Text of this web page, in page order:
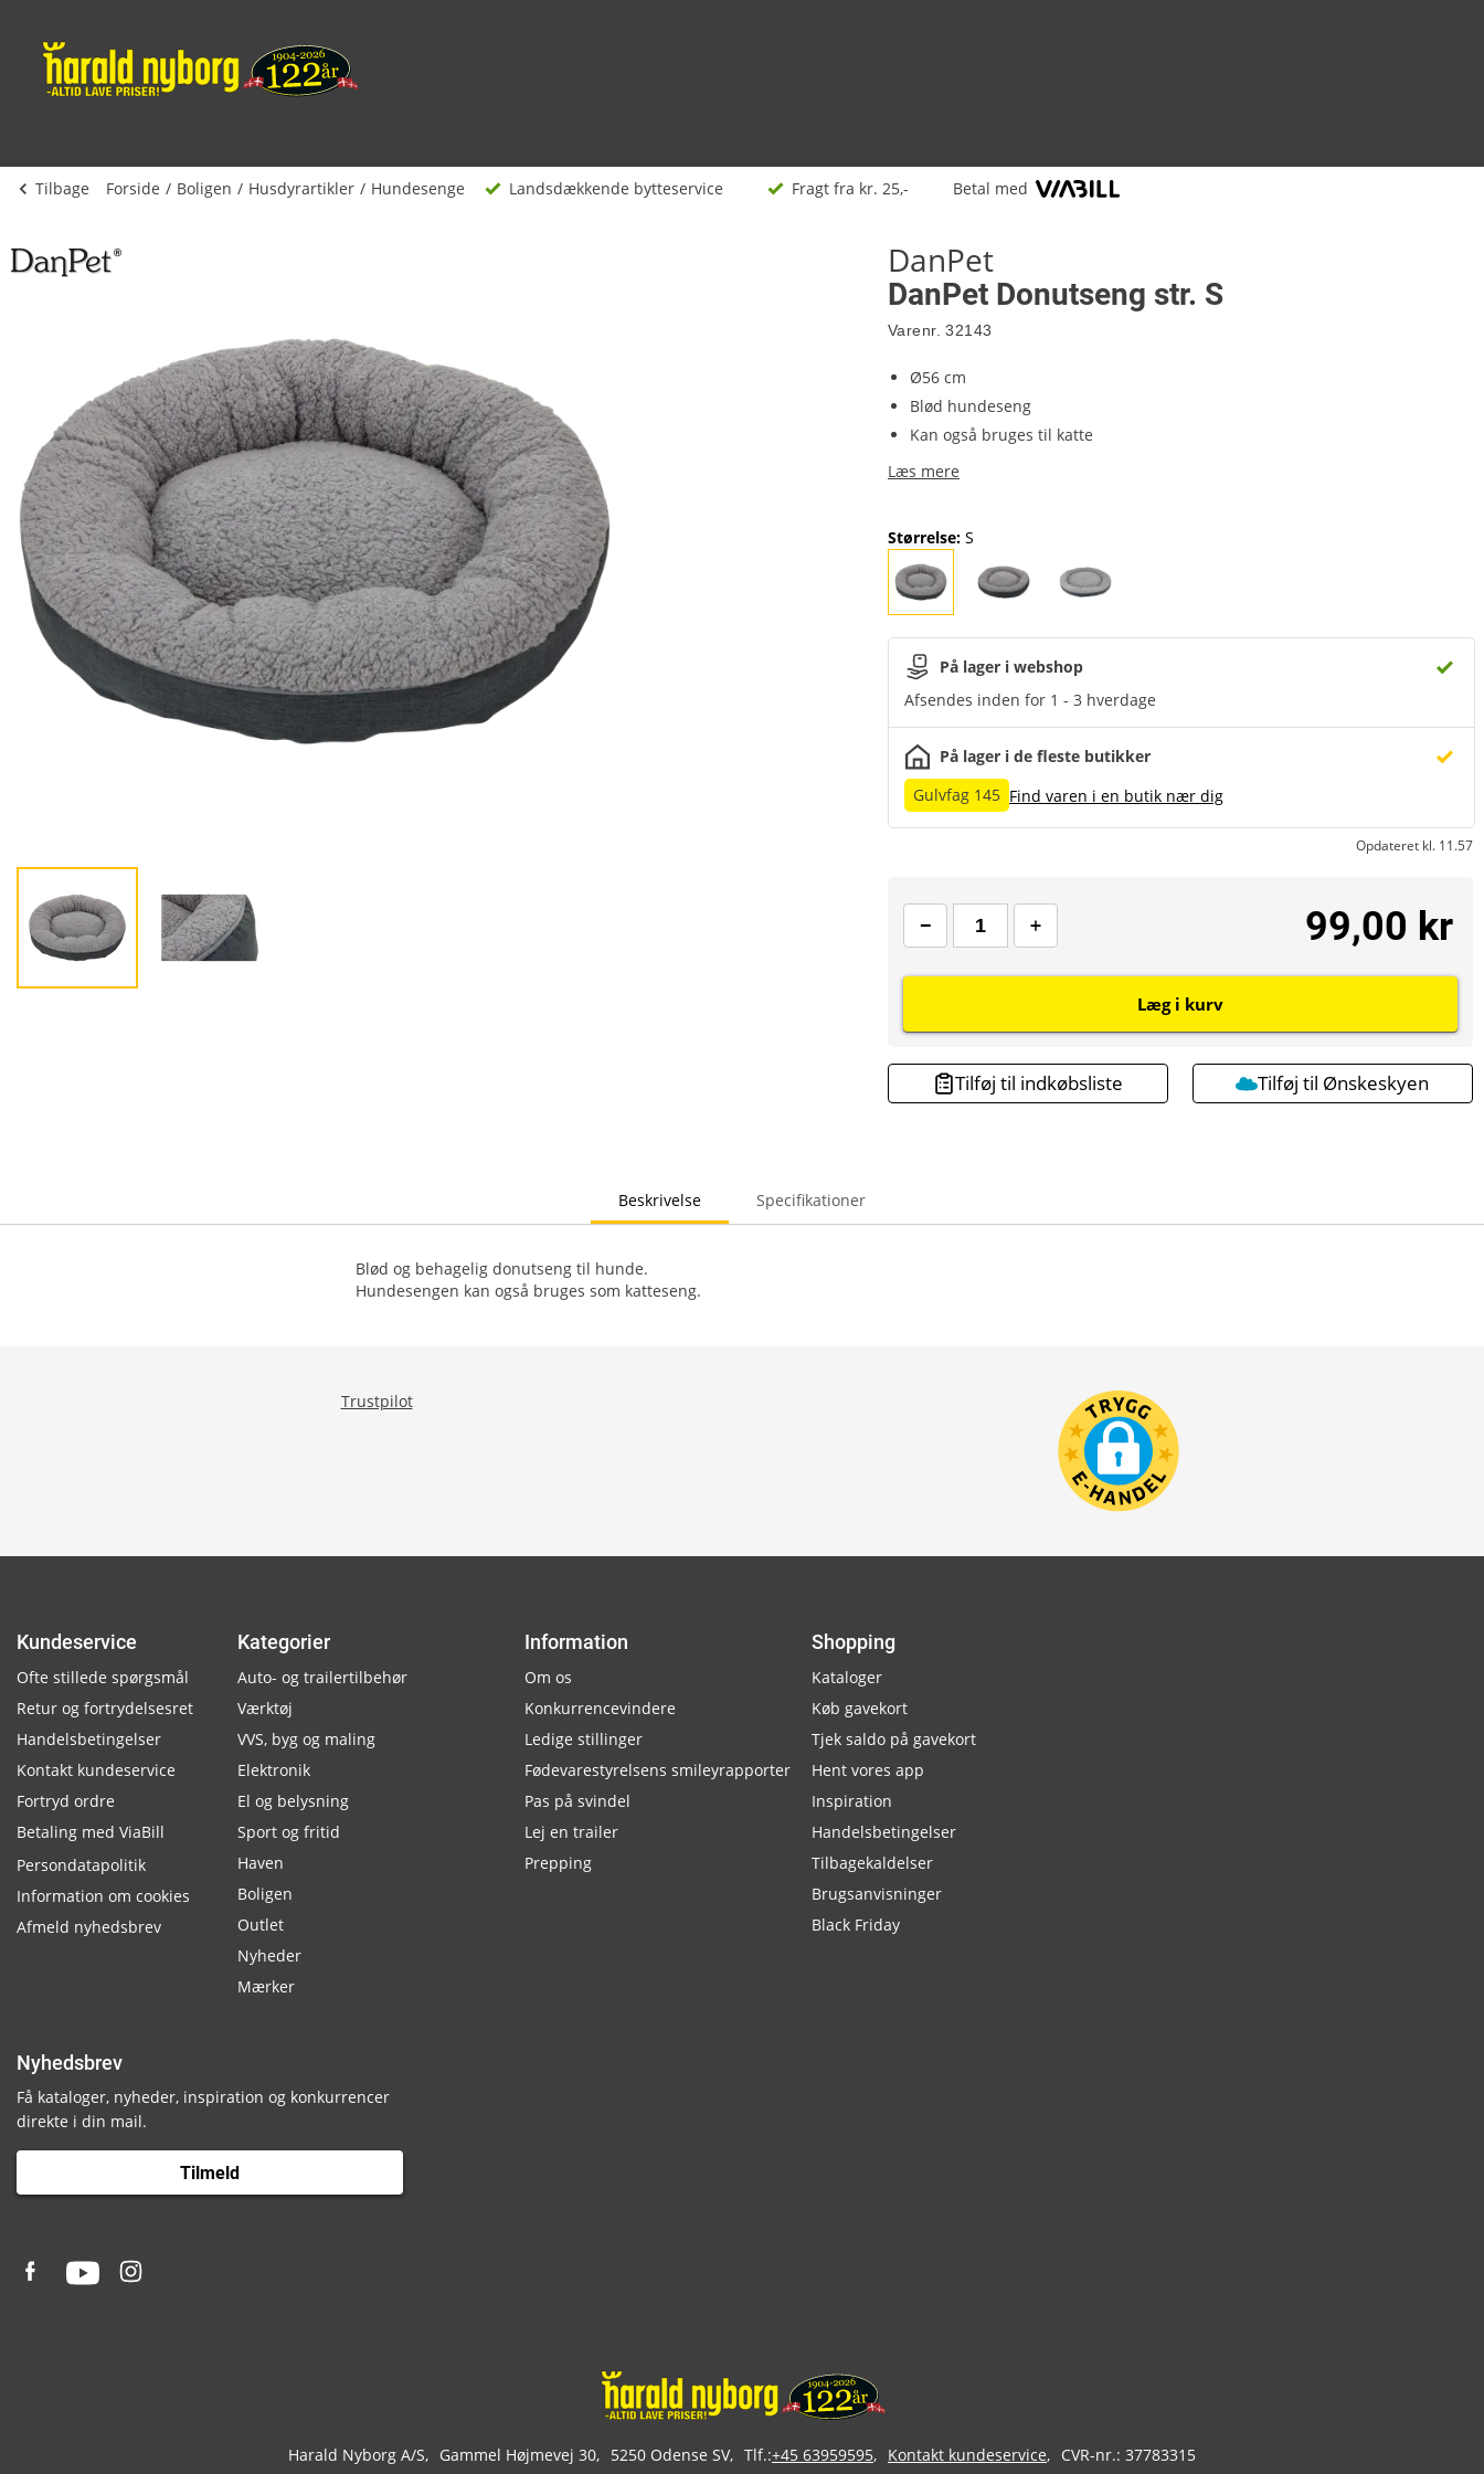
Tilbage Forside Boligen Husdyrartikler Hundesenge Landsdækkende bytteservice Fragt fra kr. 25,- Betal med
DanPet
DanPet Donutseng str. S
Varenr. 32143
Ø56 cm
Blød hundeseng
Kan også bruges til katte
Læs mere
Størrelse: S
På lager i webshop
Afsendes inden for 1 - 3 hverdage
På lager i de fleste butikker
Gulvfag 145 Find varen i en butik nær dig
Opdateret kl. 11.57
99,00 kr
Læg i kurv
Tilføj til indkøbsliste Tilføj til Ønskeskyen
Beskrivelse Specifikationer
Blød og behagelig donutseng til hunde.
Hundesengen kan også bruges som katteseng.
Trustpilot
Kundeservice
Ofte stillede spørgsmål
Retur og fortrydelsesret
Handelsbetingelser
Kontakt kundeservice
Fortryd ordre
Betaling med ViaBill
Persondatapolitik
Information om cookies
Afmeld nyhedsbrev
Kategorier
Auto- og trailertilbehør
Værktøj
VVS, byg og maling
Elektronik
El og belysning
Sport og fritid
Haven
Boligen
Outlet
Nyheder
Mærker
Information
Om os
Konkurrencevindere
Ledige stillinger
Fødevarestyrelsens smileyrapporter
Pas på svindel
Lej en trailer
Prepping
Shopping
Kataloger
Køb gavekort
Tjek saldo på gavekort
Hent vores app
Inspiration
Handelsbetingelser
Tilbagekaldelser
Brugsanvisninger
Black Friday
Nyhedsbrev
Få kataloger, nyheder, inspiration og konkurrencer
direkte i din mail.
Tilmeld
Harald Nyborg A/S Gammel Højmevej 30 5250 Odense SV Tlf.:+45 63959595 Kontakt kundeservice CVR-nr.: 37783315